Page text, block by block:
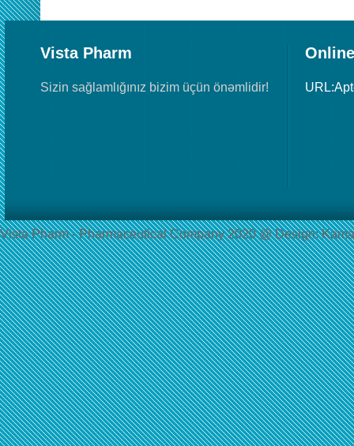
Vista Pharm
Sizin sağlamlığınız bizim üçün önəmlidir!
Vista Pharm - Pharmaceutical Сompany 2020 @ Design: